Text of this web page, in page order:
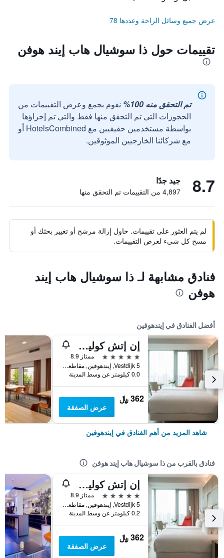
عرض جميع وسائل الراحة وعددها 78
تقييمات حول ذا سوشيال هاب إيند هوفن
تم التحقق منه 100%
نقوم بجمع وعرض التقييمات من
الحجوزات التي تم التحقق منها فقط والتي تم إجراؤها
بواسطة مستخدمين حقيقيين مع HotelsCombined أو
مع شركائنا الخارجيين الموثوقين.
8.7 جيد جدًا
4,897 من التقييمات تم التحقق منها
لم يتم العثور على تقييمات. حاول إزالة مرشح أو تغيير بحثك أو
مسح كل شيء لعرض التقييمات.
فنادق مشابهة لـ ذا سوشيال هاب إيند
هوفن
أفضل الفنادق في إيندهوفين
إن إتش كوليكشن آيندهوفن سنتر
5 نجوم
ممتاز 8.9
Vestdijk 5, إيندهوفين, مقاطعة شمال برابنت, هولندا
0.0 كيلومتر عن وسط المدينة
362 ﷼
عرض الصفقة
شاهد المزيد من أهم الفنادق في إيندهوفين
فنادق بالقرب من ذا سوشيال هاب إيند هوفن
إن إتش كوليكشن آيندهوفن سنتر
5 نجوم
ممتاز 8.9
Vestdijk 5, إيندهوفين, مقاطعة شمال برابنت, هولندا
0.2 كيلومتر عن وسط المدينة
362 ﷼
عرض الصفقة